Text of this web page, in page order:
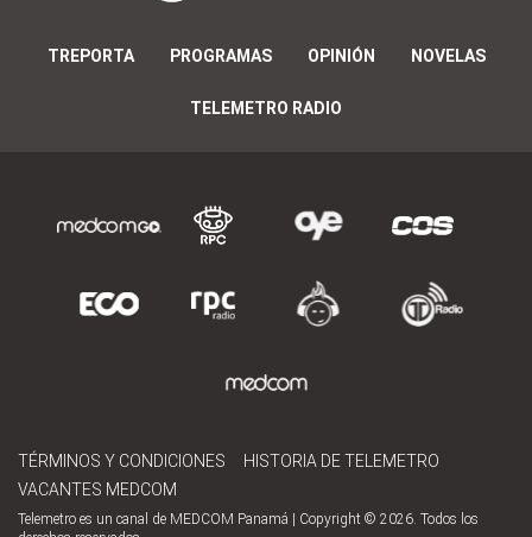
TREPORTA PROGRAMAS OPINIÓN NOVELAS
TELEMETRO RADIO
TÉRMINOS Y CONDICIONES
HISTORIA DE TELEMETRO
VACANTES MEDCOM
Telemetro es un canal de MEDCOM Panamá | Copyright © 2026. Todos los